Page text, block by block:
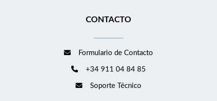
CONTACTO
Formulario de Contacto
+34 911 04 84 85
Soporte Técnico